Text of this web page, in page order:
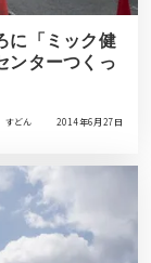
に「ミック健
ンターつくっ
すどん 2014年6月27日